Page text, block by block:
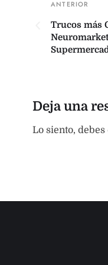
Trucos más
Deja una
Lo siento,